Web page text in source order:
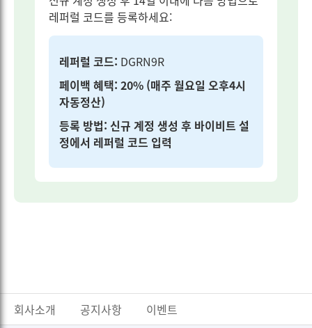
레퍼럴 코드를 등록하세요:
레퍼럴 코드: DGRN9R
페이백 혜택: 20% (매주 월요일 오후4시
자동정산)
등록 방법: 신규 계정 생성 후 바이비트 설
정에서 레퍼럴 코드 입력
회사소개 공지사항 이벤트